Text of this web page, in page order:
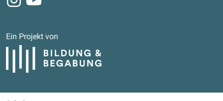
Ein Projekt von
Bildung und Begabung